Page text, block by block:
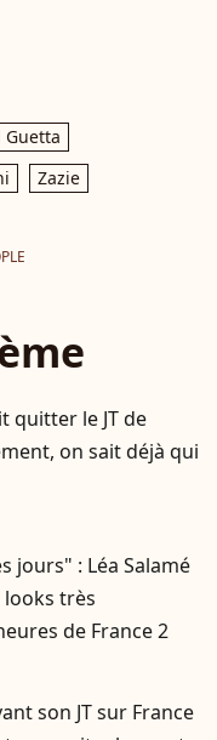
Guetta
Zazie
quitter le JT de
on sait déjà qui
jours" : Léa Salamé
très
de France 2
son JT sur France